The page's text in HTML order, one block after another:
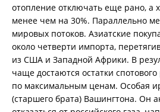
отопление отключать еще рано, а
менее чем на 30%. Параллельно
мировых потоков. Азиатские
около четверти импорта,
из США и Западной Африки. В
чаще достаются остатки
по максимальным ценам. Особая
(старшего брата) Вашингтона. Он